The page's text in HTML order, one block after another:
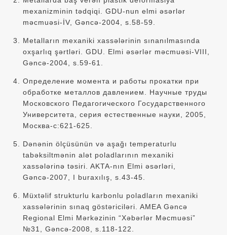
mexanizminin tədqiqi. GDU-nun elmi əsərlər
məcmuəsi-İV, Gəncə-2004, s.58-59.
Metalların mexaniki xassələrinin sınanılmasında
oxşarlıq şərtləri. GDU. Elmi əsərlər məcmuəsi-VIII,
Gəncə-2004, s.59-61.
Определение момента и работы прокатки при
обработке металлов давлением. Научные труды
Московского Педагогического Государственного
Университета, серия естественные науки, 2005,
Москва-с:621-625.
Dənənin ölçüsünün və aşağı temperaturlu
tabəksiltmənin alət poladlarının mexaniki
xassələrinə təsiri. AKTA-nın Elmi əsərləri,
Gəncə-2007, I buraxılış, s.43-45.
Müxtəlif strukturlu karbonlu poladların mexaniki
xassələrinin sınaq göstəriciləri. AMEA Gəncə
Regional Elmi Mərkəzinin “Xəbərlər Məcmuəsi”
№31, Gəncə-2008, s.118-122.